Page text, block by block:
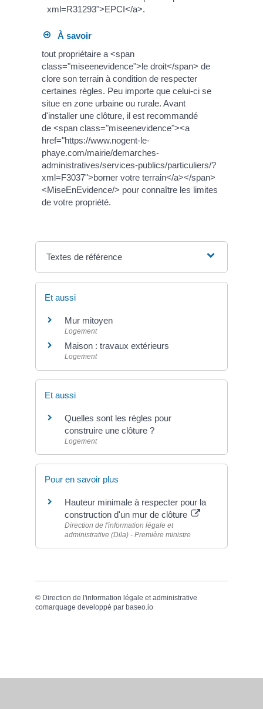
xml=R31293">EPCI</a>.
À savoir
tout propriétaire a <span
class="miseenevidence">le droit</span> de
clore son terrain à condition de respecter
certaines règles. Peu importe que celui-ci se
situe en zone urbaine ou rurale. Avant
d'installer une clôture, il est recommandé
de <span class="miseenevidence"><a
href="https://www.nogent-le-
phaye.com/mairie/demarches-
administratives/services-publics/particuliers/?
xml=F3037">borner votre terrain</a></span>
<MiseEnEvidence/> pour connaître les limites
de votre propriété.
Textes de référence
Et aussi
Mur mitoyen
Logement
Maison : travaux extérieurs
Logement
Et aussi
Quelles sont les règles pour
construire une clôture ?
Logement
Pour en savoir plus
Hauteur minimale à respecter pour la
construction d'un mur de clôture
Direction de l'information légale et
administrative (Dila) - Première ministre
© Direction de l'information légale et administrative
comarquage developpé par baseo.io